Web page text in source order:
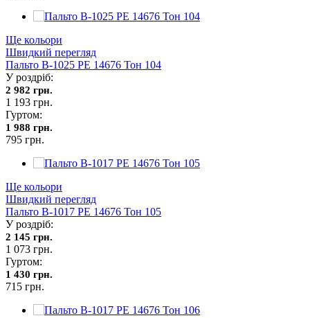
Ще кольори
Швидкий перегляд
Пальто В-1025 PE 14676 Тон 104
У роздріб:
2 982 грн.
1 193 грн.
Гуртом:
1 988 грн.
795 грн.
Ще кольори
Швидкий перегляд
Пальто В-1017 PE 14676 Тон 105
У роздріб:
2 145 грн.
1 073 грн.
Гуртом:
1 430 грн.
715 грн.